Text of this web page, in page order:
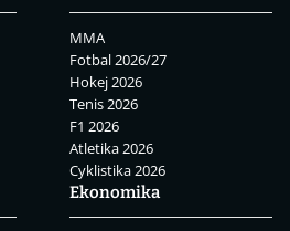
MMA
Fotbal 2026/27
Hokej 2026
Tenis 2026
F1 2026
Atletika 2026
Cyklistika 2026
Ekonomika